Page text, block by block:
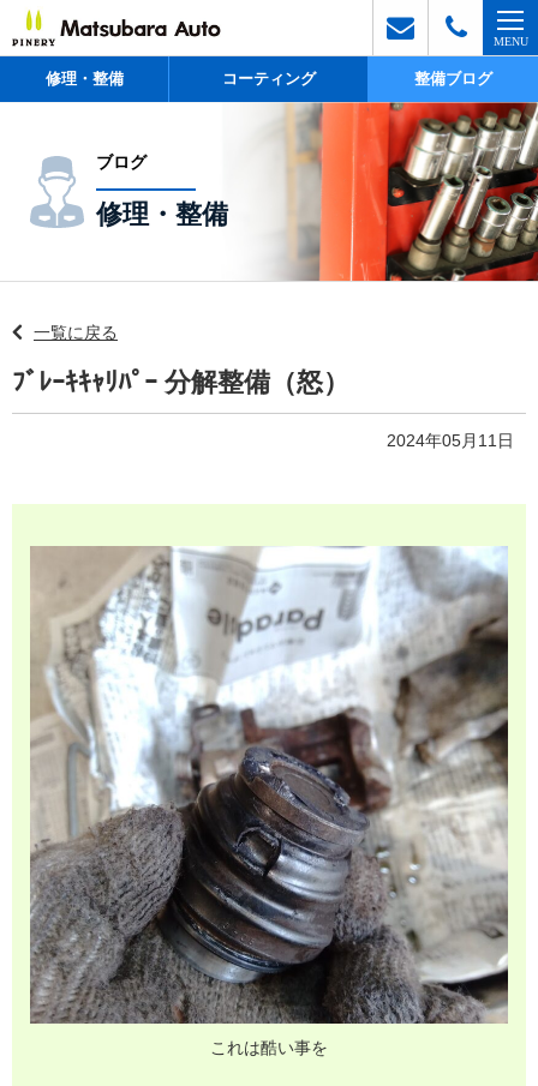
修理・整備 コーティング 整備ブログ
ブログ
修理・整備
一覧に戻る
ﾌﾞﾚｰｷｷｬﾘﾊﾟｰ 分解整備（怒）
2024年05月11日
これは酷い事を